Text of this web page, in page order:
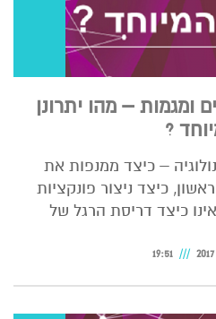
ומגמות – מהו יתרונן
?
– כיצד ממנפות את
כיצד ניצור פונקציות
כיצד דריסת הרגל של
19:51